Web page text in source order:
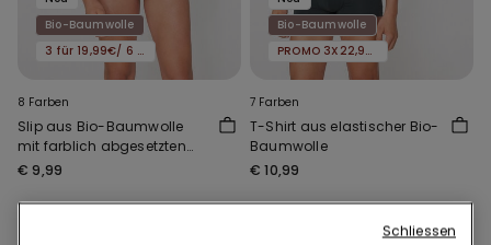
Bio-Baumwolle
3 für 19,99€/ 6 für 29,99€
8 Farben
Slip aus Bio-Baumwolle
mit farblich abgesetzten
Einfassungen und Logo
€ 9,99
Bio-Baumwolle
PROMO 3X22,99€
7 Farben
T-Shirt aus elastischer Bio-
Baumwolle
€ 10,99
Schliessen